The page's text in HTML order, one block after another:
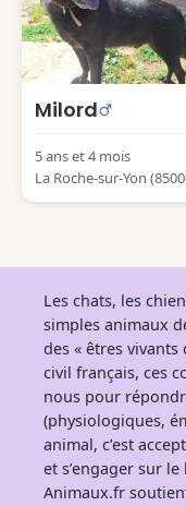
Milord
5 ans et 4 mois
La Roche-sur-Yon
ance
Les chats, les
simples animaux
des « êtres
civil français, ces
nous pour
(physiologiques,
animal, c’est
et s’engager sur
Animaux.fr